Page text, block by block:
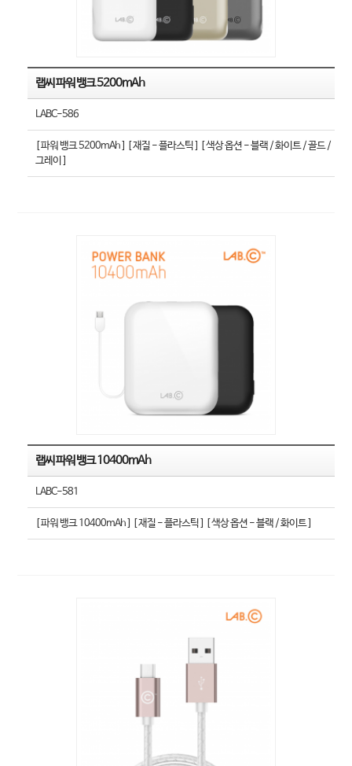
랩씨 파워 뱅크 5200mAh
LABC-586
[ 파워 뱅크 5200mAh ] [ 재질 - 플라스틱 ] [ 색상 옵션 - 블랙 / 화이트 / 골드 /
그레이 ]
랩씨 파워 뱅크 10400mAh
LABC-581
[ 파워 뱅크 10400mAh ] [ 재질 - 플라스틱 ] [ 색상 옵션 - 블랙 / 화이트 ]